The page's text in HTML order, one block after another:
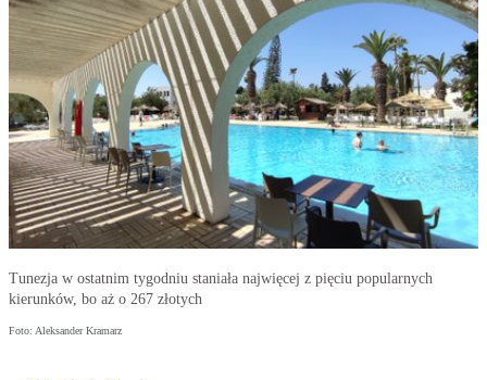
Tunezja w ostatnim tygodniu staniała najwięcej z pięciu popularnych
kierunków, bo aż o 267 złotych
Foto: Aleksander Kramarz